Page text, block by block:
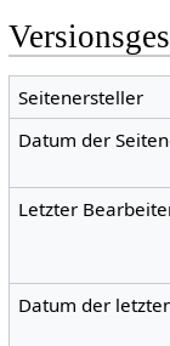
Seitenersteller
Datum der
Letzter
Datum der